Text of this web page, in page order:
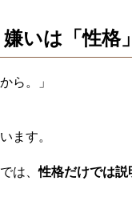
いは「性格
ら。」
ます。
は、性格だけでは説